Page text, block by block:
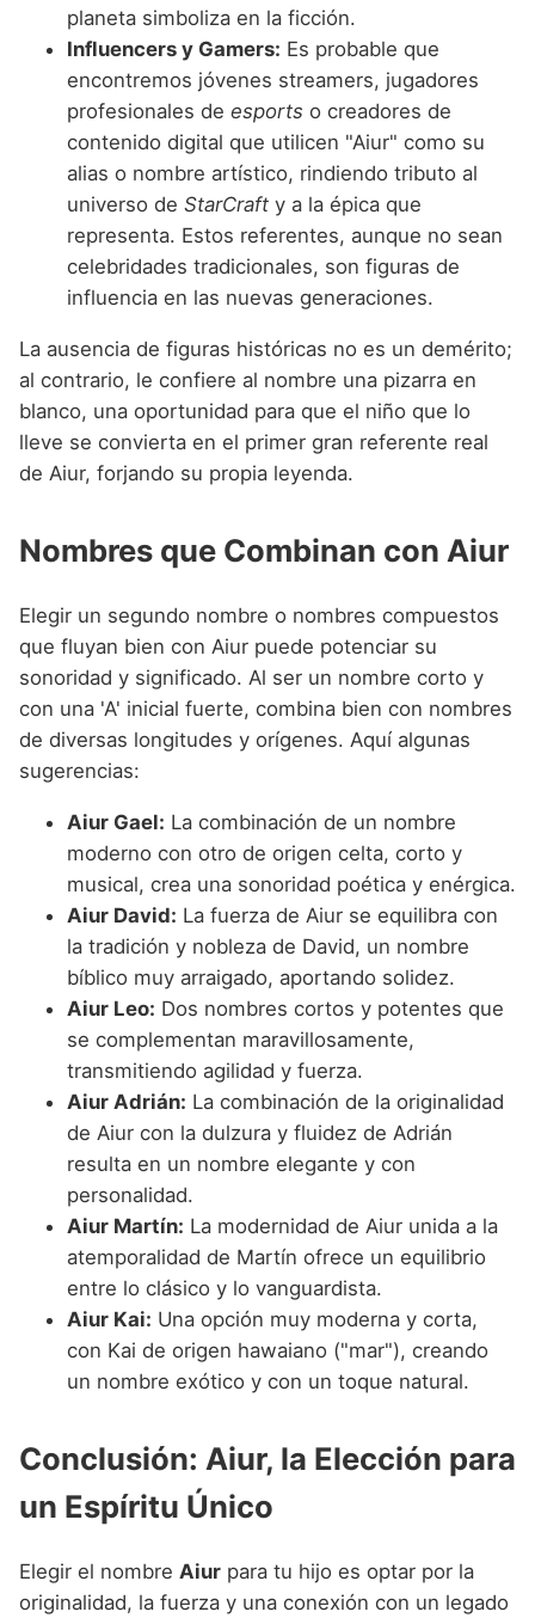
planeta simboliza en la ficción.
Influencers y Gamers: Es probable que
encontremos jóvenes streamers, jugadores
profesionales de esports o creadores de
contenido digital que utilicen "Aiur" como su
alias o nombre artístico, rindiendo tributo al
universo de StarCraft y a la épica que
representa. Estos referentes, aunque no sean
celebridades tradicionales, son figuras de
influencia en las nuevas generaciones.
La ausencia de figuras históricas no es un demérito;
al contrario, le confiere al nombre una pizarra en
blanco, una oportunidad para que el niño que lo
lleve se convierta en el primer gran referente real
de Aiur, forjando su propia leyenda.
Nombres que Combinan con Aiur
Elegir un segundo nombre o nombres compuestos
que fluyan bien con Aiur puede potenciar su
sonoridad y significado. Al ser un nombre corto y
con una 'A' inicial fuerte, combina bien con nombres
de diversas longitudes y orígenes. Aquí algunas
sugerencias:
Aiur Gael: La combinación de un nombre
moderno con otro de origen celta, corto y
musical, crea una sonoridad poética y enérgica.
Aiur David: La fuerza de Aiur se equilibra con
la tradición y nobleza de David, un nombre
bíblico muy arraigado, aportando solidez.
Aiur Leo: Dos nombres cortos y potentes que
se complementan maravillosamente,
transmitiendo agilidad y fuerza.
Aiur Adrián: La combinación de la originalidad
de Aiur con la dulzura y fluidez de Adrián
resulta en un nombre elegante y con
personalidad.
Aiur Martín: La modernidad de Aiur unida a la
atemporalidad de Martín ofrece un equilibrio
entre lo clásico y lo vanguardista.
Aiur Kai: Una opción muy moderna y corta,
con Kai de origen hawaiano ("mar"), creando
un nombre exótico y con un toque natural.
Conclusión: Aiur, la Elección para
un Espíritu Único
Elegir el nombre Aiur para tu hijo es optar por la
originalidad, la fuerza y una conexión con un legado